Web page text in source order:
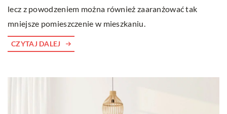
lecz z powodzeniem można również zaaranżować tak
mniejsze pomieszczenie w mieszkaniu.
CZYTAJ DALEJ